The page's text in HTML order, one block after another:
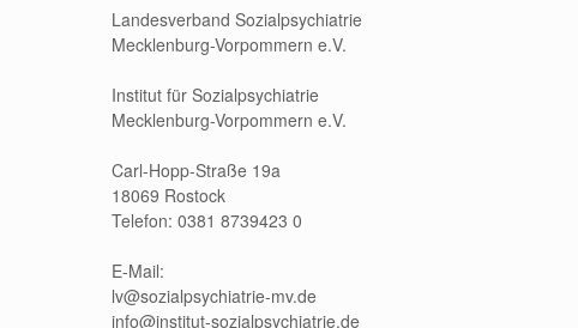
Landesverband Sozialpsychiatrie
Mecklenburg-Vorpommern e.V.
Institut für Sozialpsychiatrie
Mecklenburg-Vorpommern e.V.
Carl-Hopp-Straße 19a
18069 Rostock
Telefon: 0381 8739423 0
E-Mail:
lv@sozialpsychiatrie-mv.de
info@institut-sozialpsychiatrie.de